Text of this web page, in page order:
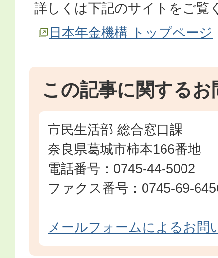
詳しくは下記のサイトをご覧
日本年金機構 トップページ
この記事に関するお
市民生活部 総合窓口課
奈良県葛城市柿本166番地
電話番号：0745-44-5002
ファクス番号：0745-69-
メールフォームによるお問